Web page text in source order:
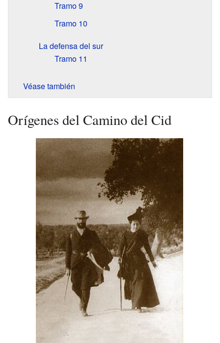
Tramo 9
Tramo 10
La defensa del sur
Tramo 11
Véase también
Orígenes del Camino del Cid